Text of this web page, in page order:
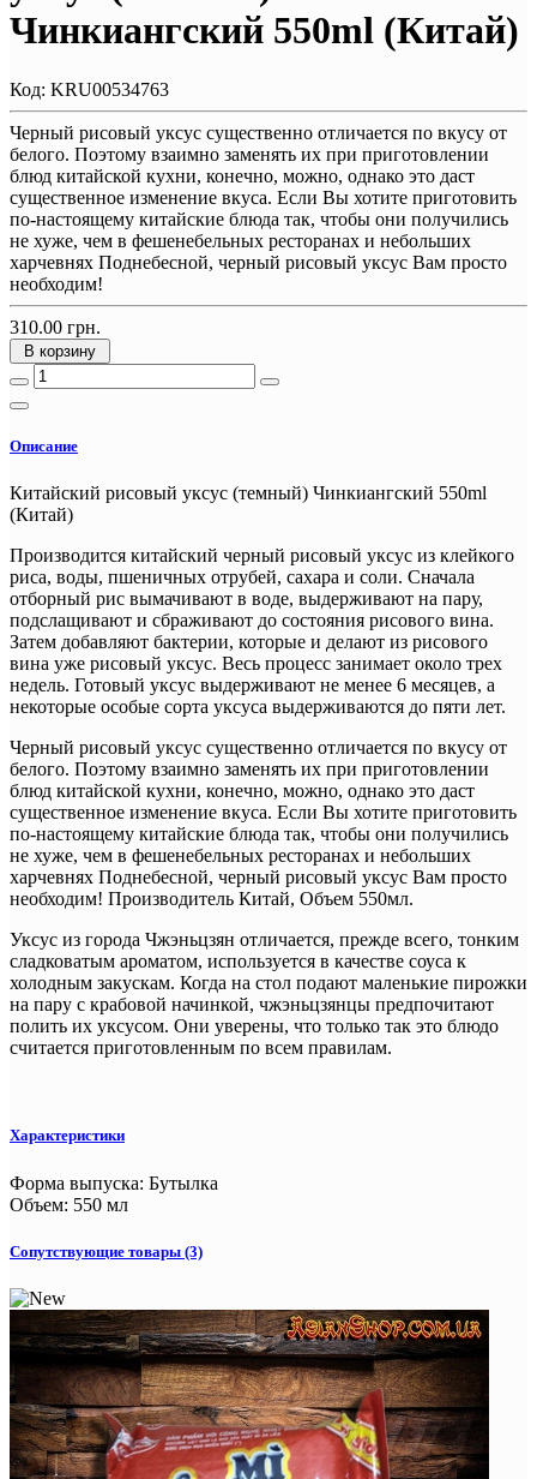
Чинкиангский 550ml (Китай)
Код: KRU00534763
Черный рисовый уксус существенно отличается по вкусу от
белого. Поэтому взаимно заменять их при приготовлении
блюд китайской кухни, конечно, можно, однако это даст
существенное изменение вкуса. Если Вы хотите приготовить
по-настоящему китайские блюда так, чтобы они получились
не хуже, чем в фешенебельных ресторанах и небольших
харчевнях Поднебесной, черный рисовый уксус Вам просто
необходим!
310.00 грн.
В корзину
Описание
Китайский рисовый уксус (темный) Чинкиангский 550ml
(Китай)
Производится китайский черный рисовый уксус из клейкого
риса, воды, пшеничных отрубей, сахара и соли. Сначала
отборный рис вымачивают в воде, выдерживают на пару,
подслащивают и сбраживают до состояния рисового вина.
Затем добавляют бактерии, которые и делают из рисового
вина уже рисовый уксус. Весь процесс занимает около трех
недель. Готовый уксус выдерживают не менее 6 месяцев, а
некоторые особые сорта уксуса выдерживаются до пяти лет.
Черный рисовый уксус существенно отличается по вкусу от
белого. Поэтому взаимно заменять их при приготовлении
блюд китайской кухни, конечно, можно, однако это даст
существенное изменение вкуса. Если Вы хотите приготовить
по-настоящему китайские блюда так, чтобы они получились
не хуже, чем в фешенебельных ресторанах и небольших
харчевнях Поднебесной, черный рисовый уксус Вам просто
необходим! Производитель Китай, Объем 550мл.
Уксус из города Чжэньцзян отличается, прежде всего, тонким
сладковатым ароматом, используется в качестве соуса к
холодным закускам. Когда на стол подают маленькие пирожки
на пару с крабовой начинкой, чжэньцзянцы предпочитают
полить их уксусом. Они уверены, что только так это блюдо
считается приготовленным по всем правилам.
Характеристики
Форма выпуска: Бутылка
Объем: 550 мл
Сопутствующие товары (3)